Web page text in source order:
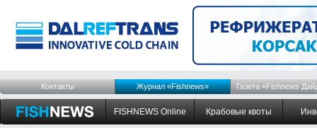
Контакты Журнал «Fishnews» Газета «Fishnews
FISHNEWS Online Крабовые квоты